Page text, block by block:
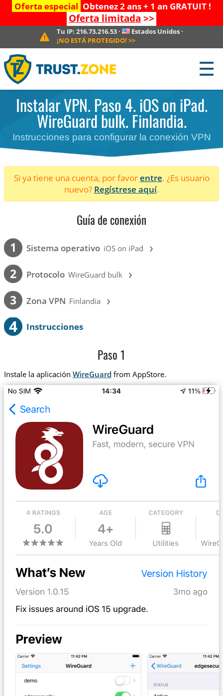
Oferta especial Obtenez 2 ans + 1 an GRATUIT !
Oferta limitada >>
Tu IP:216.73.216.53 · Estados Unidos·
¡NO ESTÁ PROTEGIDO! >>
☰
Instalar VPN. Paso 4. iOS on iPad.
WireGuard bulk. Finlandia.
Instrucciones para configurar la conexión VPN
Si ya tiene una cuenta, por favorentre. ¿Es usuario
nuevo? Regístrese aquí.
Guía de conexión
1 Sistema operativo iOS on iPad ›
2 Protocolo WireGuard bulk ›
3 Zona VPN Finlandia ›
4 Instrucciones
Paso 1
Instale la aplicación WireGuardfrom AppStore.